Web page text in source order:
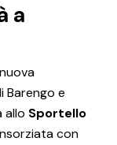
a
Barengo e
allo Sportello
con